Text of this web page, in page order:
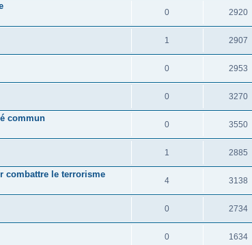
0 2920
1 2907
0 2953
0 3270
commun
0 3550
1 2885
combattre le terrorisme
4 3138
0 2734
0 1634